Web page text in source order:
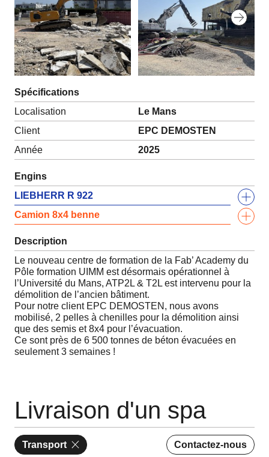
Description
Le nouveau centre de formation de la Fab’ Academy du
Pôle formation UIMM est désormais opérationnel à
l’Université du Mans, ATP2L & T2L est intervenu pour la
démolition de l’ancien bâtiment.
Pour notre client EPC DEMOSTEN, nous avons
mobilisé, 2 pelles à chenilles pour la démolition ainsi
que des semis et 8x4 pour l’évacuation.
Ce sont près de 6 500 tonnes de béton évacuées en
seulement 3 semaines !
Spécifications
Localisation
Le Mans
Client
EPC DEMOSTEN
Année
2025
Engins
LIEBHERR R 922
Camion 8x4 benne
Livraison d'un spa
Transport Contactez-nous